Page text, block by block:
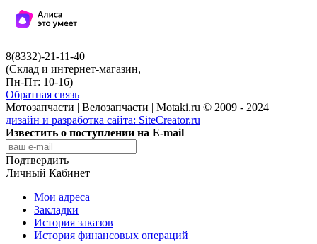
8(8332)-21-11-40
(Склад и интернет-магазин,
Пн-Пт: 10-16)
Обратная связь
Мотозапчасти | Велозапчасти | Motaki.ru © 2009 - 2024
дизайн и разработка сайта: SiteCreator.ru
Известить о поступлении на E-mail
Подтвердить
Личный Кабинет
Мои адреса
Закладки
История заказов
История финансовых операций